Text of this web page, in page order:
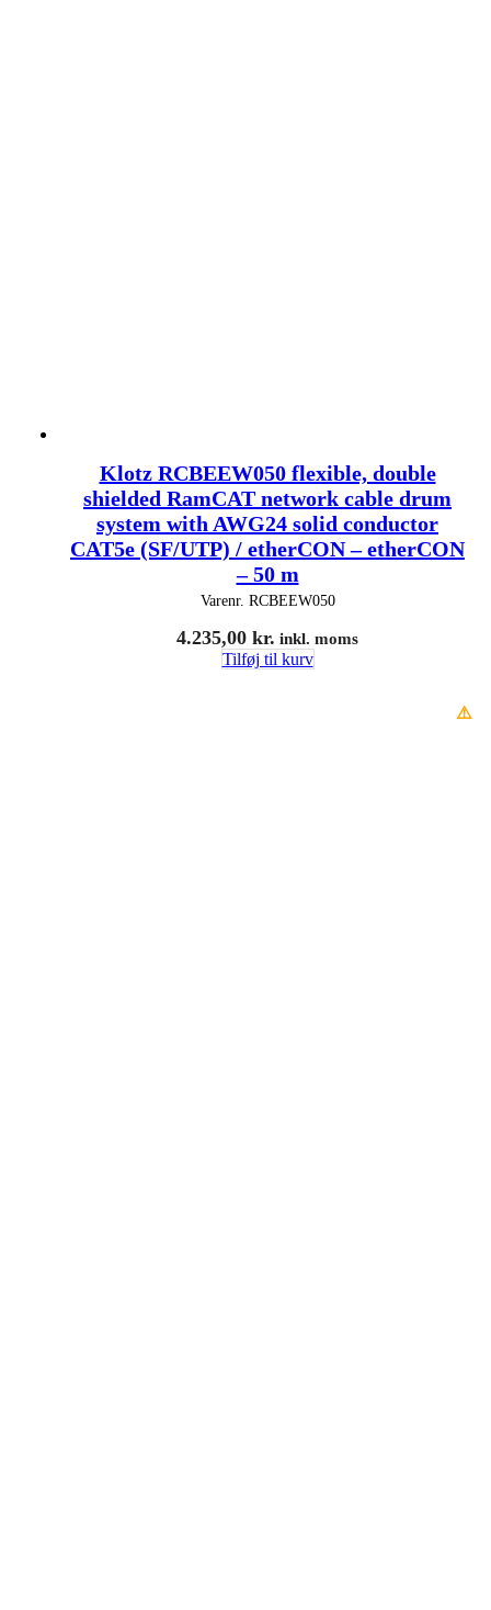
Klotz RCBEEW050 flexible, double
shielded RamCAT network cable drum
system with AWG24 solid conductor
CAT5e (SF/UTP) / etherCON – etherCON
– 50 m
Varenr. RCBEEW050
4.235,00 kr. inkl. moms
Tilføj til kurv
⚠️